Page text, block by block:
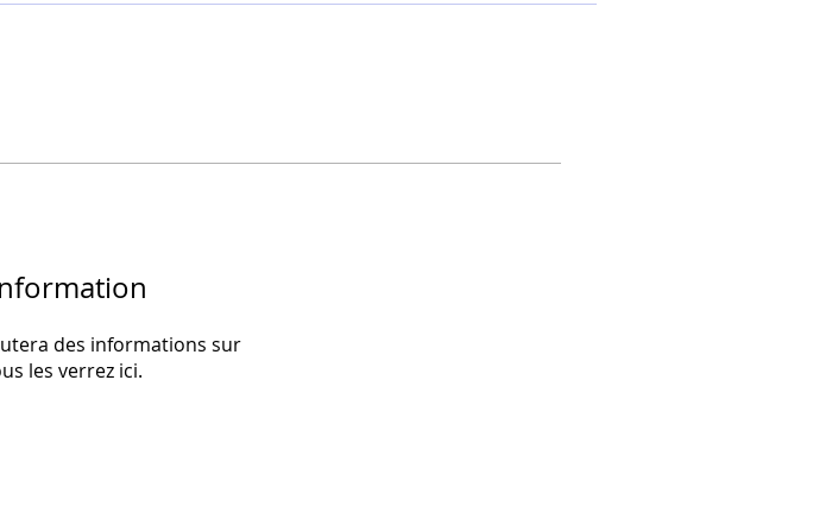
des informations sur
les verrez ici.